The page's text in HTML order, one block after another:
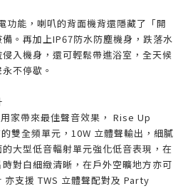
功能，喇叭的背面機背還隱藏了「開
。再加上IP67防水防塵機身，跌落水
入機身，還可輕鬆帶進浴室，全天候
不停歇。
家帶來最佳聲音效果， Rise Up
雙全頻單元，10W 立體聲輸出，細膩
大型低音輻射單元強化低音表現，在
對白細緻清晰，在戶外空曠地方亦可
支援 TWS 立體聲配對及 Party